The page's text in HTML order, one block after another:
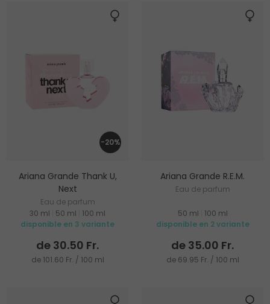
-20%
Ariana Grande Thank U,
Next
Eau de parfum
30 ml
50 ml
100 ml
disponible en 3 variante
de 30.50 Fr.
de 101.60 Fr. / 100 ml
Ariana Grande R.E.M.
Eau de parfum
50 ml
100 ml
disponible en 2 variante
de 35.00 Fr.
de 69.95 Fr. / 100 ml